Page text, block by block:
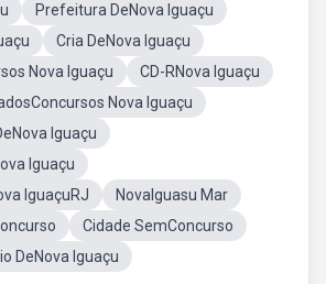
Prefeitura DeNova Iguaçu
Cria DeNova Iguaçu
Nova Iguaçu
CD-RNova Iguaçu
Nova Iguaçu
Iguaçu
Iguaçu
IguaçuRJ
NovaIguasu Mar
Cidade SemConcurso
DeNova Iguaçu